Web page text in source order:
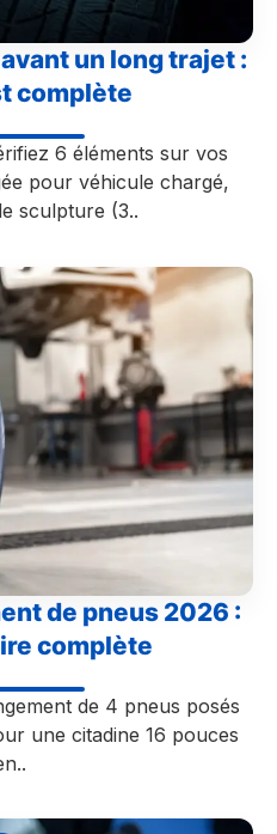
un long trajet :
complète
6 éléments sur vos
pour véhicule chargé,
sculpture (3..
de pneus 2026 :
complète
de 4 pneus posés
une citadine 16 pouces